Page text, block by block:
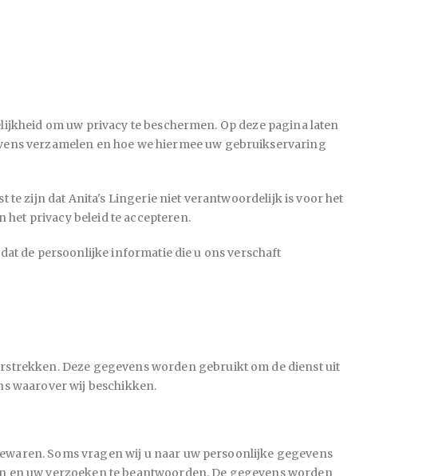
om uw privacy te beschermen. Op deze pagina laten
verzamelen en hoe we hiermee uw gebruikservaring
te zijn dat Anita's Lingerieniet verantwoordelijk is voor het
het privacy beleid te accepteren.
de persoonlijke informatie die u ons verschaft
Deze gegevens worden gebruikt om de dienst uit
waarover wij beschikken.
Soms vragen wij u naar uw persoonlijke gegevens
uw verzoeken te beantwoorden. De gegevens worden